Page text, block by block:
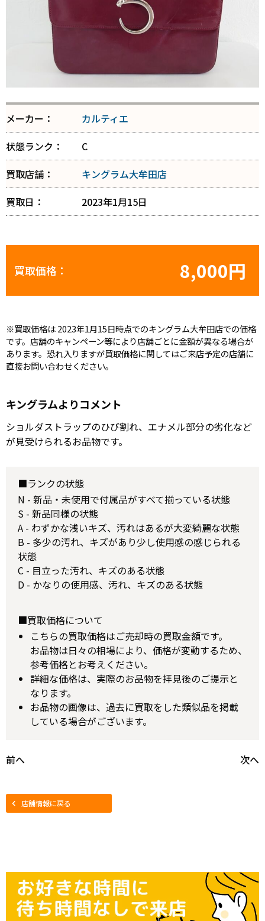
メーカー：
カルティエ
状態ランク：
C
買取店舗：
キングラム大牟田店
買取日：
2023年1月15日
買取価格： 8,000円
※買取価格は 2023年1月15日時点でのキングラム大牟田店での価格
です。店舗のキャンペーン等により店舗ごとに金額が異なる場合が
あります。恐れ入りますが買取価格に関してはご来店予定の店舗に
直接お問い合わせください。
キングラムよりコメント
ショルダストラップのひび割れ、エナメル部分の劣化など
が見受けられるお品物です。
■ランクの状態
N - 新品・未使用で付属品がすべて揃っている状態
S - 新品同様の状態
A - わずかな浅いキズ、汚れはあるが大変綺麗な状態
B - 多少の汚れ、キズがあり少し使用感の感じられる
状態
C - 目立った汚れ、キズのある状態
D - かなりの使用感、汚れ、キズのある状態
■買取価格について
こちらの買取価格はご売却時の買取金額です。
お品物は日々の相場により、価格が変動するため、
参考価格とお考えください。
詳細な価格は、実際のお品物を拝見後のご提示と
なります。
お品物の画像は、過去に買取をした類似品を掲載
している場合がございます。
前へ 次へ
店舗情報に戻る